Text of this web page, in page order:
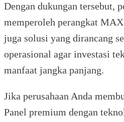
Dengan dukungan tersebut,
memperoleh perangkat
juga solusi yang dirancang
operasional agar investasi
manfaat jangka panjang.
Jika perusahaan Anda
Panel premium dengan